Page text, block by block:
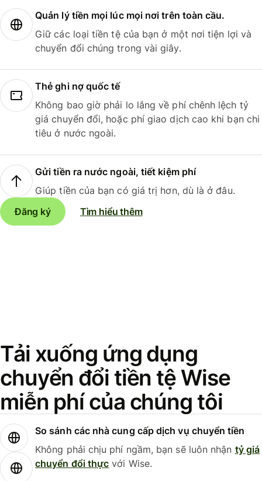
Quản lý tiền mọi lúc mọi nơi trên toàn cầu.
Giữ các loại tiền tệ của bạn ở một nơi tiện lợi và
chuyển đổi chúng trong vài giây.
Thẻ ghi nợ quốc tế
Không bao giờ phải lo lắng về phí chênh lệch tỷ
giá chuyển đổi, hoặc phí giao dịch cao khi bạn chi
tiêu ở nước ngoài.
Gửi tiền ra nước ngoài, tiết kiệm phí
Giúp tiền của bạn có giá trị hơn, dù là ở đâu.
Đăng ký
Tìm hiểu thêm
Tải xuống ứng dụng
chuyển đổi tiền tệ Wise
miễn phí của chúng tôi
So sánh các nhà cung cấp dịch vụ chuyển tiền
Không phải chịu phí ngầm, bạn sẽ luôn nhận tỷ giá
chuyển đổi thực với Wise.